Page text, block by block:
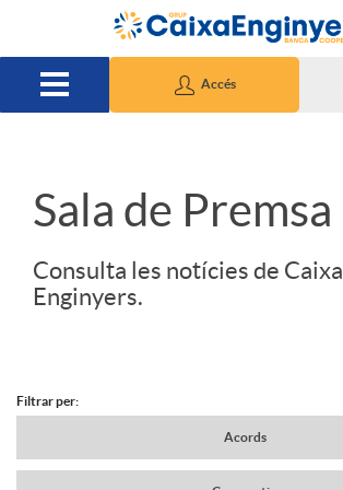
Salta al contingut principal
Accés
S
d
Sala de Premsa
Consulta les notícies de Caixa
Enginyers.
N
Filtrar per:
Acords